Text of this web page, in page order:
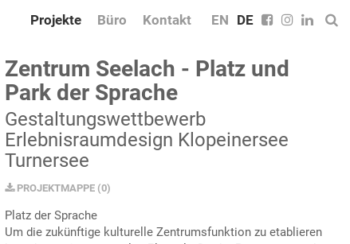
Projekte Büro Kontakt EN DE
Zentrum Seelach - Platz und
Park der Sprache
Gestaltungswettbewerb
Erlebnisraumdesign Klopeinersee
Turnersee
PROJEKTMAPPE (0)
Platz der Sprache
Um die zukünftige kulturelle Zentrumsfunktion zu etablieren